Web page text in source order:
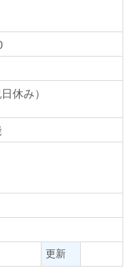
休み）
更新